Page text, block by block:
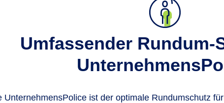
Umfassender Rundum-
UnternehmensPolice ist der optimale Rundumschutz